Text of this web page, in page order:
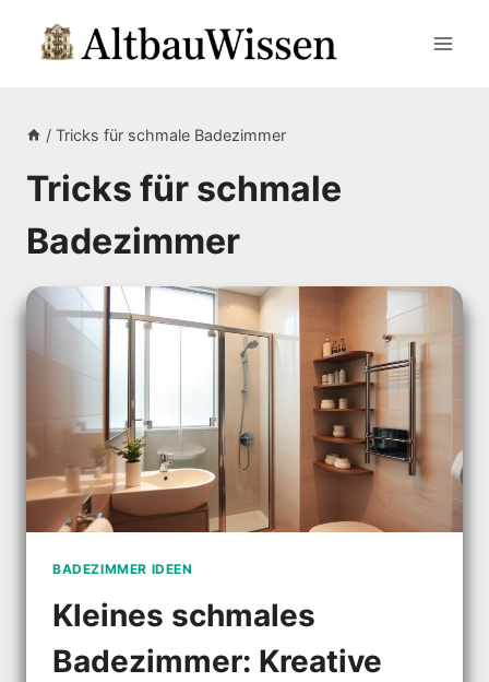
Inhalt
/ Tricks für schmale Badezimmer
Tricks für schmale
Badezimmer
BADEZIMMER IDEEN
Kleines schmales
Badezimmer: Kreative